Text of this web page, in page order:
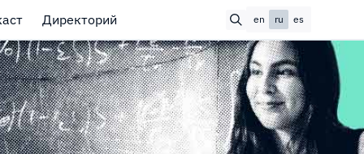
Директорий en ru es